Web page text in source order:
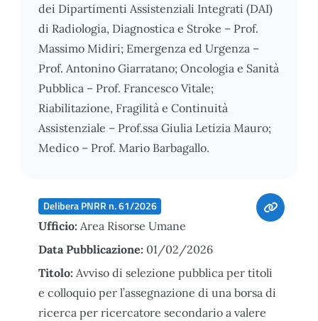
dei Dipartimenti Assistenziali Integrati (DAI)
di Radiologia, Diagnostica e Stroke – Prof.
Massimo Midiri; Emergenza ed Urgenza –
Prof. Antonino Giarratano; Oncologia e Sanità
Pubblica – Prof. Francesco Vitale;
Riabilitazione, Fragilità e Continuità
Assistenziale – Prof.ssa Giulia Letizia Mauro;
Medico – Prof. Mario Barbagallo.
Delibera PNRR n. 61/2026
Ufficio: Area Risorse Umane
Data Pubblicazione: 01/02/2026
Titolo: Avviso di selezione pubblica per titoli
e colloquio per l’assegnazione di una borsa di
ricerca per ricercatore secondario a valere